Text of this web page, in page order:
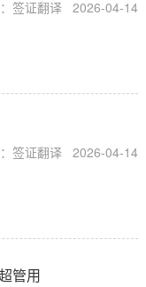
签证翻译
2026-04-14
签证翻译
2026-04-14
管用